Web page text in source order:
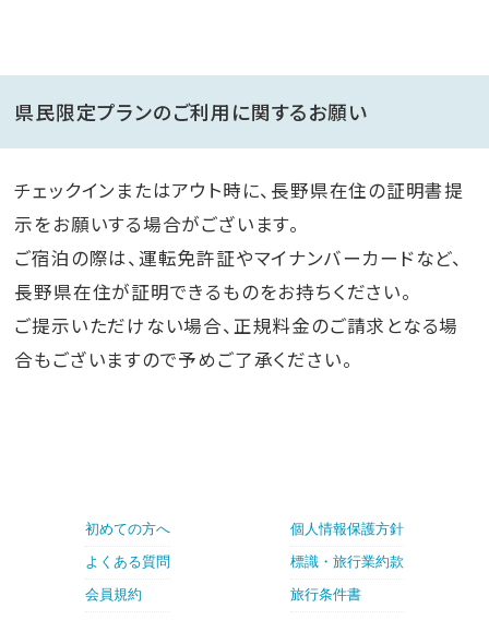
県民限定プランのご利用に関するお願い
チェックインまたはアウト時に、長野県在住の証明書提
示をお願いする場合がございます。
ご宿泊の際は、運転免許証やマイナンバーカードなど、
長野県在住が証明できるものをお持ちください。
ご提示いただけない場合、正規料金のご請求となる場
合もございますので予めご了承ください。
初めての方へ
よくある質問
会員規約
個人情報保護方針
標識・旅行業約款
旅行条件書